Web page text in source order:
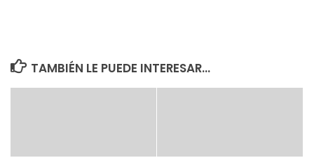
TAMBIÉN LE PUEDE INTERESAR...